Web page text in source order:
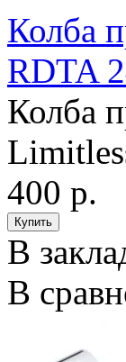
Колба
RDTA
Колба
400 р.
В
В